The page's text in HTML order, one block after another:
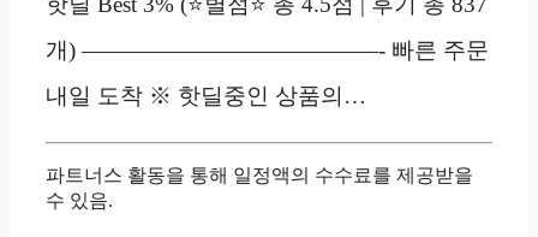
개) —————————————- 빠른 주문
내일 도착 ※ 핫딜중인 상품의…
파트너스 활동을 통해 일정액의 수수료를 제공받을
수 있음.